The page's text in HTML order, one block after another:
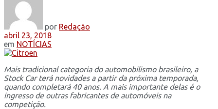
por Redação
abril 23, 2018
em NOTÍCIAS
Mais tradicional categoria do automobilismo brasileiro, a
Stock Car terá novidades a partir da próxima temporada,
quando completará 40 anos. A mais importante delas é o
ingresso de outras fabricantes de automóveis na
competição.